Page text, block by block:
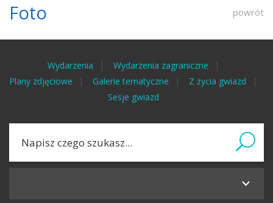
Foto powrót
Wydarzenia
Wydarzenia zagraniczne
Plany zdjęciowe
Galerie tematyczne
Z życia gwiazd
Sesje gwiazd